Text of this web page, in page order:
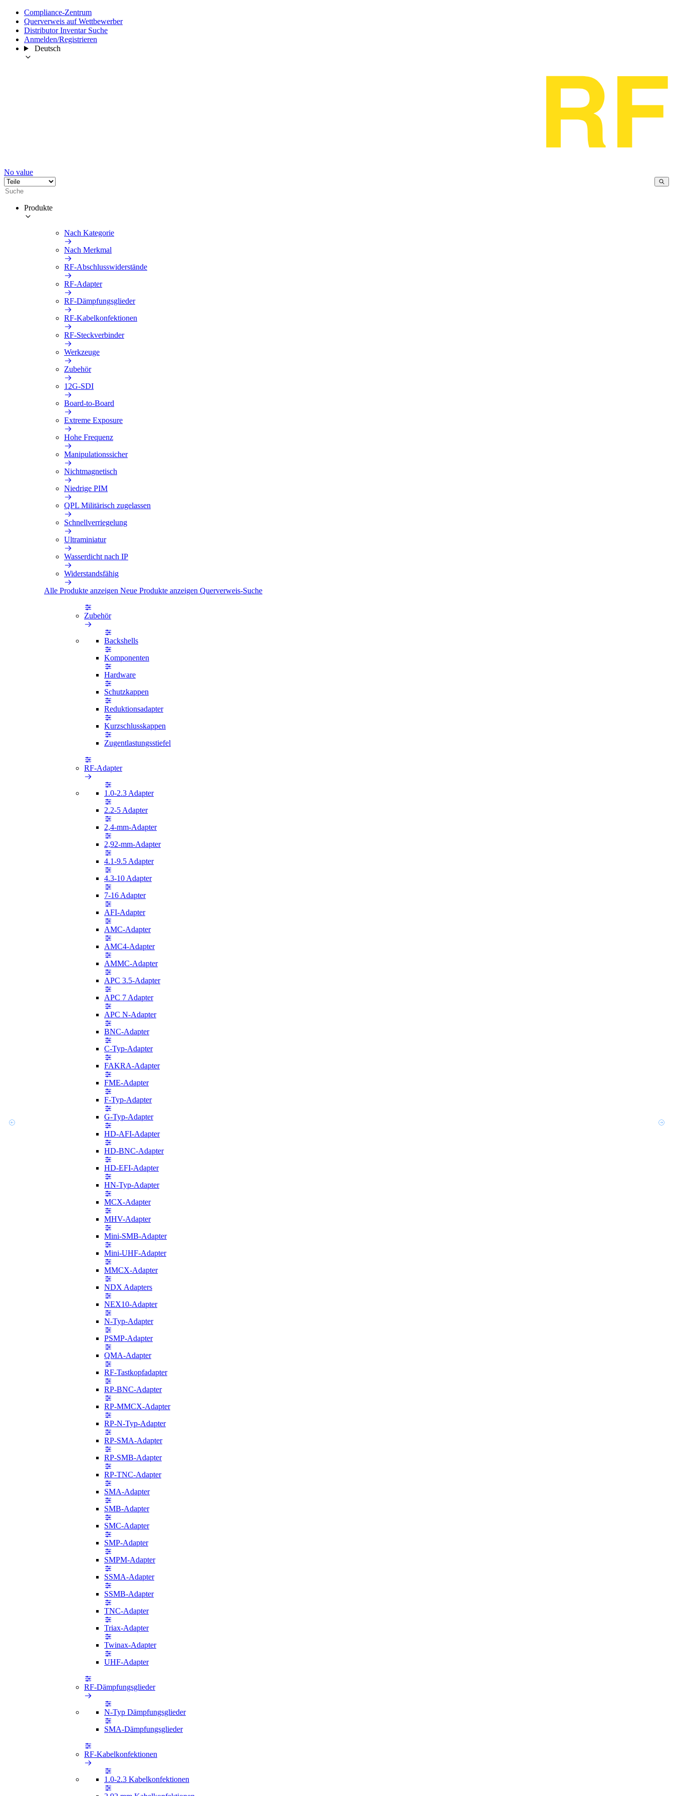
Compliance-Zentrum
Querverweis auf Wettbewerber
Distributor Inventar Suche
Anmelden/Registrieren
Deutsch
No value
Produkte
Nach Kategorie
Nach Merkmal
RF-Abschlusswiderstände
RF-Adapter
RF-Dämpfungsglieder
RF-Kabelkonfektionen
RF-Steckverbinder
Werkzeuge
Zubehör
12G-SDI
Board-to-Board
Extreme Exposure
Hohe Frequenz
Manipulationssicher
Nichtmagnetisch
Niedrige PIM
QPL Militärisch zugelassen
Schnellverriegelung
Ultraminiatur
Wasserdicht nach IP
Widerstandsfähig
Alle Produkte anzeigen Neue Produkte anzeigen Querverweis-Suche
Zubehör
Backshells
Komponenten
Hardware
Schutzkappen
Reduktionsadapter
Kurzschlusskappen
Zugentlastungsstiefel
RF-Adapter
1.0-2.3 Adapter
2.2-5 Adapter
2,4-mm-Adapter
2,92-mm-Adapter
4.1-9.5 Adapter
4.3-10 Adapter
7-16 Adapter
AFI-Adapter
AMC-Adapter
AMC4-Adapter
AMMC-Adapter
APC 3.5-Adapter
APC 7 Adapter
APC N-Adapter
BNC-Adapter
C-Typ-Adapter
FAKRA-Adapter
FME-Adapter
F-Typ-Adapter
G-Typ-Adapter
HD-AFI-Adapter
HD-BNC-Adapter
HD-EFI-Adapter
HN-Typ-Adapter
MCX-Adapter
MHV-Adapter
Mini-SMB-Adapter
Mini-UHF-Adapter
MMCX-Adapter
NDX Adapters
NEX10-Adapter
N-Typ-Adapter
PSMP-Adapter
QMA-Adapter
RF-Tastkopfadapter
RP-BNC-Adapter
RP-MMCX-Adapter
RP-N-Typ-Adapter
RP-SMA-Adapter
RP-SMB-Adapter
RP-TNC-Adapter
SMA-Adapter
SMB-Adapter
SMC-Adapter
SMP-Adapter
SMPM-Adapter
SSMA-Adapter
SSMB-Adapter
TNC-Adapter
Triax-Adapter
Twinax-Adapter
UHF-Adapter
RF-Dämpfungsglieder
N-Typ Dämpfungsglieder
SMA-Dämpfungsglieder
RF-Kabelkonfektionen
1.0-2.3 Kabelkonfektionen